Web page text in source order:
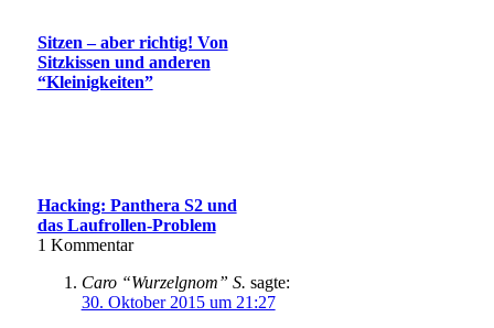
Sitzen – aber richtig! Von
Sitzkissen und anderen
“Kleinigkeiten”
Hacking: Panthera S2 und
das Laufrollen-Problem
1 Kommentar
Caro “Wurzelgnom” S. sagte:
30. Oktober 2015 um 21:27